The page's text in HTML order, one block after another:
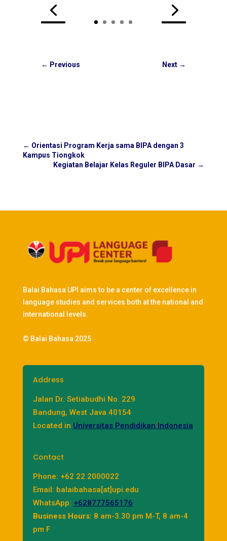
← Previous Next →
← Orientasi Program Kerja sama BIPA dengan 3
Kampus Tiongkok
Kegiatan Belajar Kelas Reguler BIPA Dasar →
Balai Bahasa UPI aims to be a center of excellence in
language studies and services both at the national and
international levels.
© Balai Bahasa 2025
Address
Jalan Dr. Setiabudhi No. 229
Bandung, West Java 40154
Located in Universitas Pendidikan Indonesia
Contact
Phone: +62 22 2000022
Email: balaibahasa[at]upi.edu
WhatsApp: +628777565176
Business Hours: 8 am-3.30 pm M-T, 8 am-4
pm F